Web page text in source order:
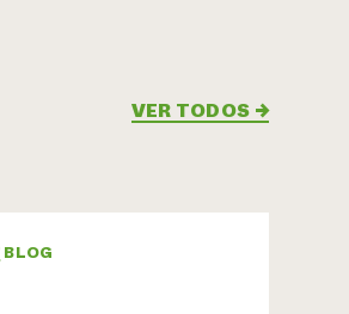
VER TODOS →
BLOG